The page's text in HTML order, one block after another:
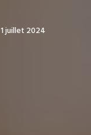
1 juillet 2024